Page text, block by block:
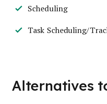
Scheduling
Task Scheduling/
Alternatives